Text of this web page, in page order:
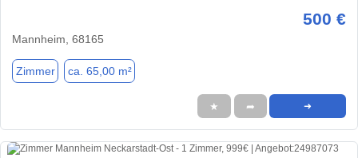
500 €
Mannheim, 68165
Zimmer ca. 65,00 m²
★ ➦ ➜